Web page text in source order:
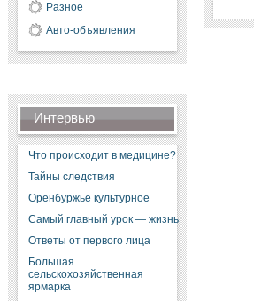
Разное
Авто-объявления
Интервью
Что происходит в медицине?
Тайны следствия
Оренбуржье культурное
Самый главный урок — жизнь
Ответы от первого лица
Большая
сельскохозяйственная
ярмарка